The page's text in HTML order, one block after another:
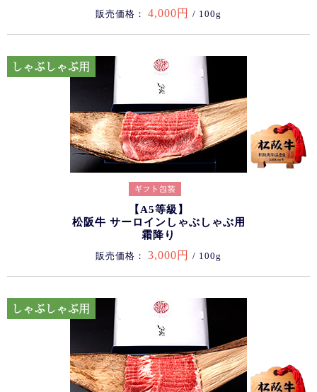
販売価格： 4,000円 / 100g
【A5等級】
松阪牛 サーロインしゃぶしゃぶ用
霜降り
販売価格： 3,000円 / 100g